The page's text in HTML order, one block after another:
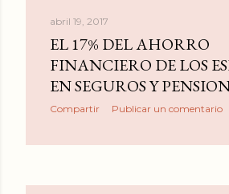
abril 19, 2017
EL 17% DEL AHORRO
FINANCIERO DE LOS
EN SEGUROS Y
Compartir Publicar un comentario